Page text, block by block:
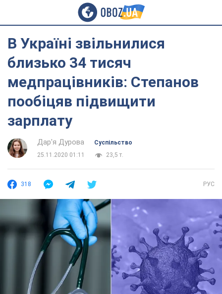
В Україні звільнилися
близько 34 тисяч
медпрацівників: Степанов
пообіцяв підвищити
зарплату
Дар'я Дурова
Суспільство
25.11.2020 01:11
23,5 т.
318 РУС